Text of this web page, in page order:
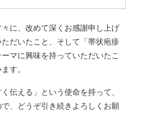
に、改めて深くお感謝申し上げ
だいたこと、そして「帯状疱疹
マに興味を持っていただいたこ
す。
伝える」という使命を持って、
、どうぞ引き続きよろしくお願